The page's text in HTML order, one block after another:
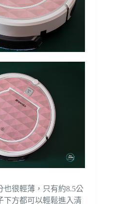
也很輕薄，只有約8.5公
下方都可以輕鬆進入清